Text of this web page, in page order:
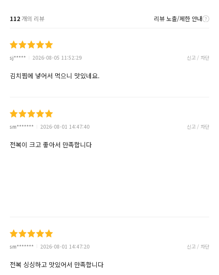
112개의 리뷰 리뷰 노출/제한 안내
sj***** 2026-08-05 11:52:29 신고 / 차단
김치찜에 넣어서 먹으니 맛있네요.
sm******* 2026-08-01 14:47:40 신고 / 차단
전복이 크고 좋아서 만족합니다
sm******* 2026-08-01 14:47:20 신고 / 차단
전복 싱싱하고 맛있어서 만족합니다